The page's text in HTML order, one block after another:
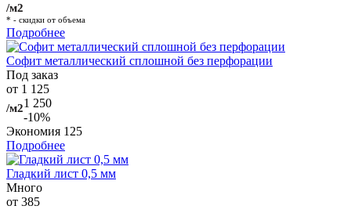
/м2
* - скидки от объема
Подробнее
Софит металлический сплошной без перфорации
Под заказ
от 1 125
/м21 250
-10%
Экономия 125
Подробнее
Гладкий лист 0,5 мм
Много
от 385